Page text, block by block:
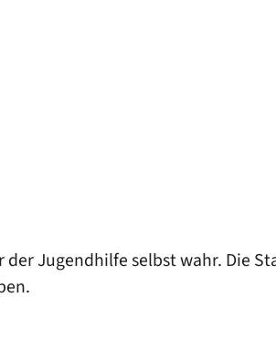
Jugendhilfe selbst wahr. Die